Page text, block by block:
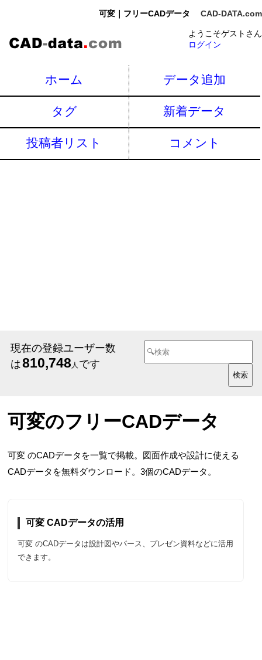
可変｜フリーCADデータ CAD-DATA.com
ようこそゲストさん
ログイン
ホーム データ追加
タグ 新着データ
投稿者リスト コメント
現在の登録ユーザー数
は810,748 人 です
可変のフリーCADデータ
可変 のCADデータを一覧で掲載。図面作成や設計に使える
CADデータを無料ダウンロード。3個のCADデータ。
可変 CADデータの活用
可変 のCADデータは設計図やパース、プレゼン資料などに活用
できます。